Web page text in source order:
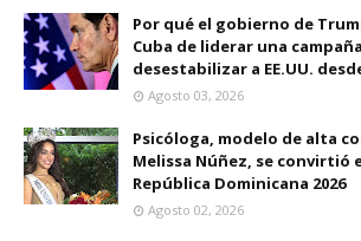
Por qué el gobierno de
Cuba de liderar una
desestabilizar a EE.UU.
Agosto 03, 2026
Psicóloga, modelo de alta
Melissa Núñez, se convirtió
República Dominicana 2026
Agosto 02, 2026